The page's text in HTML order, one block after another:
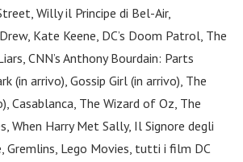
Willy il Principe di Bel-Air,
Kate Keene, DC’s Doom Patrol, The
CNN’s Anthony Bourdain: Parts
(in arrivo), Gossip Girl (in arrivo), The
Casablanca, The Wizard of Oz, The
When Harry Met Sally, Il Signore degli
Gremlins, Lego Movies, tutti i film DC